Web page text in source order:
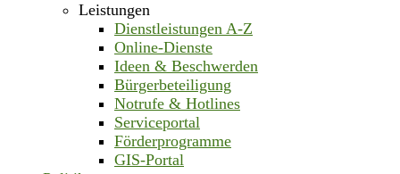
Leistungen
Dienstleistungen A-Z
Online-Dienste
Ideen & Beschwerden
Bürgerbeteiligung
Notrufe & Hotlines
Serviceportal
Förderprogramme
GIS-Portal